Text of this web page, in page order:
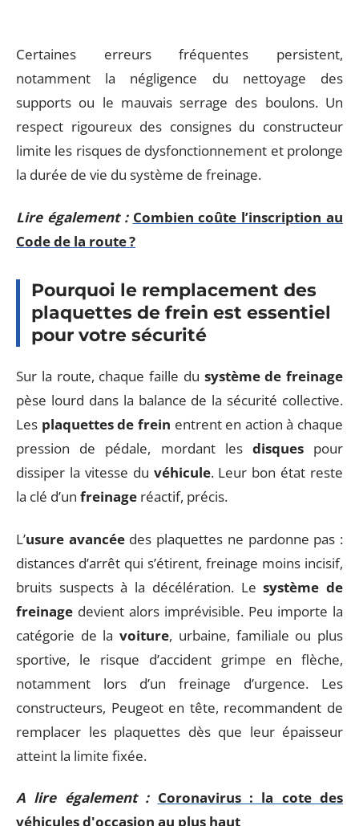
Certaines erreurs fréquentes persistent,
notamment la négligence du nettoyage des
supports ou le mauvais serrage des boulons. Un
respect rigoureux des consignes du constructeur
limite les risques de dysfonctionnement et prolonge
la durée de vie du système de freinage.
Lire également : Combien coûte l’inscription au
Code de la route ?
Pourquoi le remplacement des
plaquettes de frein est essentiel
pour votre sécurité
Sur la route, chaque faille du système de freinage
pèse lourd dans la balance de la sécurité collective.
Les plaquettes de frein entrent en action à chaque
pression de pédale, mordant les disquespour
dissiper la vitesse du véhicule. Leur bon état reste
la clé d’un freinage réactif, précis.
L’usure avancéedes plaquettes ne pardonne pas :
distances d’arrêt qui s’étirent, freinage moins incisif,
bruits suspects à la décélération. Lesystème de
freinage devient alors imprévisible. Peu importe la
catégorie de lavoiture, urbaine, familiale ou plus
sportive, le risque d’accident grimpe en flèche,
notamment lors d’un freinage d’urgence. Les
constructeurs, Peugeot en tête, recommandent de
remplacer les plaquettes dès que leur épaisseur
atteint la limite fixée.
A lire également : Coronavirus : la cote des
véhicules d'occasion au plus haut